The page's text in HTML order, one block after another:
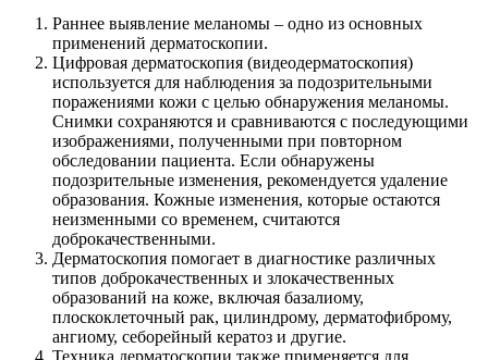
Раннее выявление меланомы – одно из основных
применений дерматоскопии.
Цифровая дерматоскопия (видеодерматоскопия)
используется для наблюдения за подозрительными
поражениями кожи с целью обнаружения меланомы.
Снимки сохраняются и сравниваются с последующими
изображениями, полученными при повторном
обследовании пациента. Если обнаружены
подозрительные изменения, рекомендуется удаление
образования. Кожные изменения, которые остаются
неизменными со временем, считаются
доброкачественными.
Дерматоскопия помогает в диагностике различных
типов доброкачественных и злокачественных
образований на коже, включая базалиому,
плоскоклеточный рак, цилиндрому, дерматофиброму,
ангиому, себорейный кератоз и другие.
Техника дерматоскопии также применяется для